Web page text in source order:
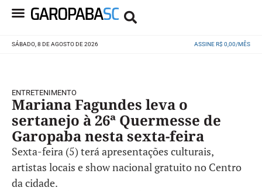
SÁBADO, 8 DE AGOSTO DE 2026 ASSINE R$ 0,00/MÊS
ENTRETENIMENTO
Mariana Fagundes leva o
sertanejo à 26ª Quermesse de
Garopaba nesta sexta-feira
Sexta-feira (5) terá apresentações culturais,
artistas locais e show nacional gratuito no Centro
da cidade.